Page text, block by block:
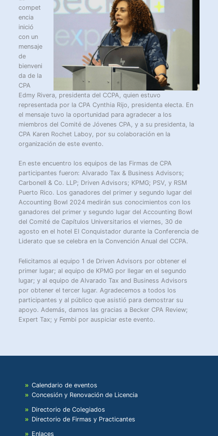
compet
encia
inició
con un
mensaje
de
bienveni
da de la
CPA
Edmy Rivera, presidenta del CCPA, quien estuvo
representada por la CPA Cynthia Rijo, presidenta electa. En
el mensaje tuvo la oportunidad para agradecer a los
miembros del Comité de Jóvenes CPA, y a su presidenta, la
CPA Karen Rochet Laboy, por su colaboración en la
organización de este evento.
En este encuentro los equipos de las Firmas de CPA
participantes fueron: Alvarado Tax & Business Advisors;
Carbonell & Co. LLP; Driven Advisors; KPMG; PSV, y RSM
Puerto Rico. Los ganadores del primer y segundo lugar del
Accounting Bowl 2024 medirán sus conocimientos con los
ganadores del primer y segundo lugar del Accounting Bowl
del Comité de Capítulos Universitarios el viernes, 30 de
agosto en el hotel El Conquistador durante la Conferencia de
Liderato que se celebra en la Convención Anual del CCPA.
Felicitamos al equipo 1 de Driven Advisors por obtener el
primer lugar; al equipo de KPMG por llegar en el segundo
lugar; y al equipo de Alvarado Tax and Business Advisors
por obtener el tercer lugar. Agradecemos a todos los
participantes y al público que asistió para demostrar su
apoyo. Además, damos las gracias a Becker CPA Review;
Expert Tax; y Fembi por auspiciar este evento.
Calendario de eventos
Concesión y Renovación de Licencia
Directorio de Colegiados
Directorio de Firmas y Practicantes
Enlaces